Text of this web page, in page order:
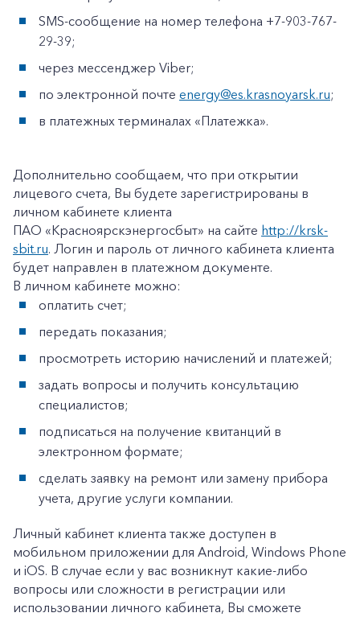
+7-800-700-24-57
Заказать обратный звонок
Корпоративным клиентам
SMS-сообщение на номер телефона +7-903-767-
29-39;
через мессенджер Viber;
по электронной почте energy@es.krasnoyarsk.ru;
в платежных терминалах «Платежка».
Дополнительно сообщаем, что при открытии
лицевого счета, Вы будете зарегистрированы в
личном кабинете клиента
ПАО «Красноярскэнергосбыт» на сайте http://krsk-
sbit.ru. Логин и пароль от личного кабинета клиента
будет направлен в платежном документе.
В личном кабинете можно:
оплатить счет;
передать показания;
просмотреть историю начислений и платежей;
задать вопросы и получить консультацию
специалистов;
подписаться на получение квитанций в
электронном формате;
сделать заявку на ремонт или замену прибора
учета, другие услуги компании.
Личный кабинет клиента также доступен в
мобильном приложении для Android, Windows Phone
и iOS. В случае если у вас возникнут какие-либо
вопросы или сложности в регистрации или
использовании личного кабинета, Вы сможете